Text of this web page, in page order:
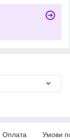
Оплата Умови